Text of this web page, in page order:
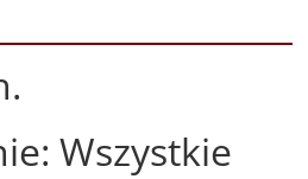
Wszystkie